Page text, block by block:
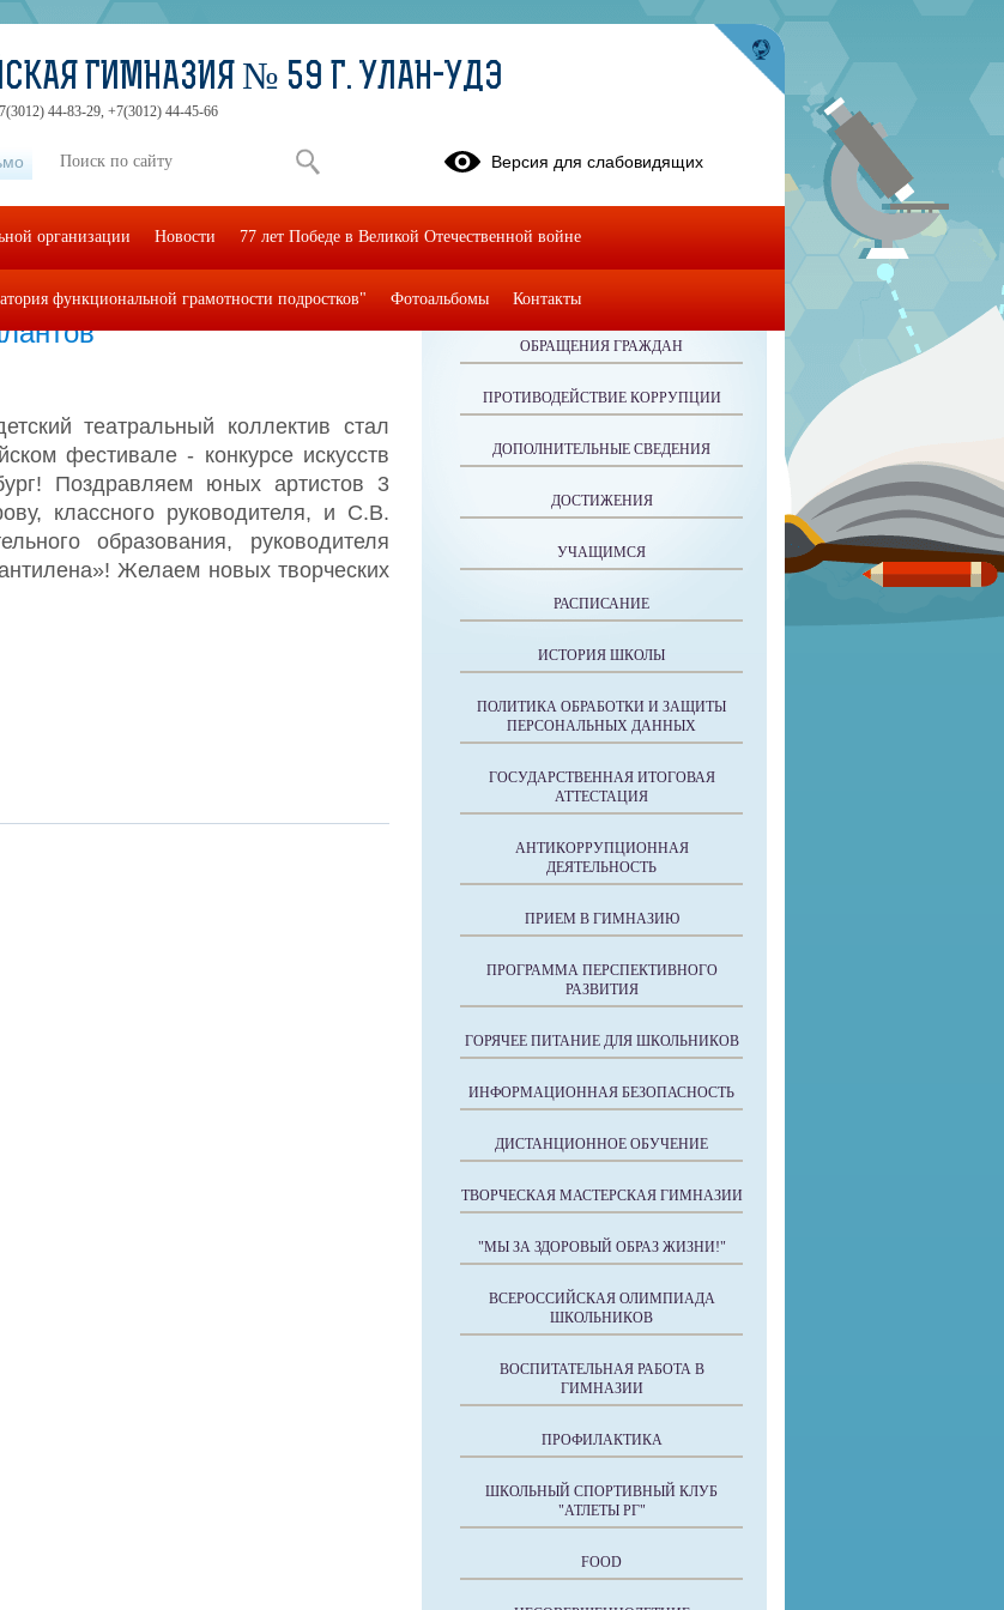
театральный коллектив стал
фестивале - конкурсе искусств
Поздравляем юных артистов 3
классного руководителя, и С.В.
образования, руководителя
Желаем новых творческих
ОБРАЩЕНИЯ ГРАЖДАН
ПРОТИВОДЕЙСТВИЕ КОРРУПЦИИ
ДОПОЛНИТЕЛЬНЫЕ СВЕДЕНИЯ
ДОСТИЖЕНИЯ
УЧАЩИМСЯ
РАСПИСАНИЕ
ИСТОРИЯ ШКОЛЫ
ПОЛИТИКА ОБРАБОТКИ И ЗАЩИТЫ
ПЕРСОНАЛЬНЫХ ДАННЫХ
ГОСУДАРСТВЕННАЯ ИТОГОВАЯ
АТТЕСТАЦИЯ
АНТИКОРРУПЦИОННАЯ
ДЕЯТЕЛЬНОСТЬ
ПРИЕМ В ГИМНАЗИЮ
ПРОГРАММА ПЕРСПЕКТИВНОГО
РАЗВИТИЯ
ГОРЯЧЕЕ ПИТАНИЕ ДЛЯ ШКОЛЬНИКОВ
ИНФОРМАЦИОННАЯ БЕЗОПАСНОСТЬ
ДИСТАНЦИОННОЕ ОБУЧЕНИЕ
ТВОРЧЕСКАЯ МАСТЕРСКАЯ ГИМНАЗИИ
"МЫ ЗА ЗДОРОВЫЙ ОБРАЗ ЖИЗНИ!"
ВСЕРОССИЙСКАЯ ОЛИМПИАДА
ШКОЛЬНИКОВ
ВОСПИТАТЕЛЬНАЯ РАБОТА В
ГИМНАЗИИ
ПРОФИЛАКТИКА
ШКОЛЬНЫЙ СПОРТИВНЫЙ КЛУБ
"АТЛЕТЫ РГ"
FOOD
ГИМНАЗИЯ № 59 Г. УЛАН-УДЭ
44-83-29, +7(3012) 44-45-66
Версия для слабовидящих
организации Новости 77 лет Победе в Великой Отечественной войне
функциональной грамотности подростков" Фотоальбомы Контакты